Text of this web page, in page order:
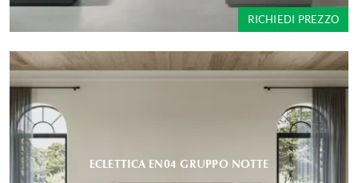
RICHIEDI PREZZO
ECLETTICA EN04 GRUPPO NOTTE